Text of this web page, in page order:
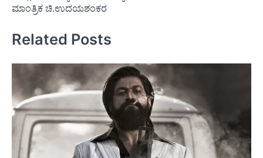
ಮಾಂತ್ರಿಕ ಚಿ.ಉದಯಶಂಕರ
Related Posts